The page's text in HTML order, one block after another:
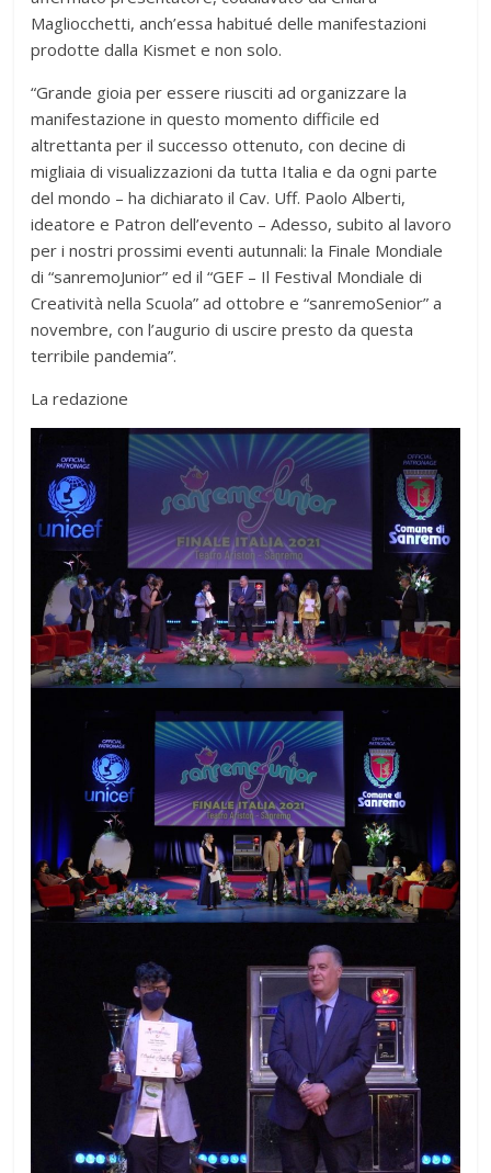
Magliocchetti, anch’essa habitué delle manifestazioni
prodotte dalla Kismet e non solo.
“Grande gioia per essere riusciti ad organizzare la
manifestazione in questo momento difficile ed
altrettanta per il successo ottenuto, con decine di
migliaia di visualizzazioni da tutta Italia e da ogni parte
del mondo – ha dichiarato il Cav. Uff. Paolo Alberti,
ideatore e Patron dell’evento – Adesso, subito al lavoro
per i nostri prossimi eventi autunnali: la Finale Mondiale
di “sanremoJunior” ed il “GEF – Il Festival Mondiale di
Creatività nella Scuola” ad ottobre e “sanremoSenior” a
novembre, con l’augurio di uscire presto da questa
terribile pandemia”.
La redazione